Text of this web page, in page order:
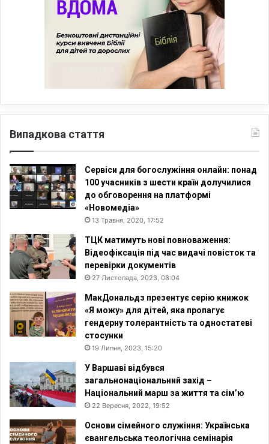
Випадкова стаття
Сервіси для богослужіння онлайн: понад
100 учасників з шести країн долучилися
до обговорення на платформі
«Новомедіа»
13 Травня, 2020, 17:52
ТЦК матимуть нові повноваження:
Відеофіксація під час видачі повісток та
перевірки документів
27 Листопада, 2023, 08:04
МакДональдз презентує серію книжок
«Я можу» для дітей, яка пропагує
гендерну толерантність та одностатеві
стосунки
19 Липня, 2023, 15:20
У Варшаві відбувся
загальнонаціональний захід –
Національний марш за життя та сім’ю
22 Вересня, 2022, 19:52
Основи сімейного служіння: Українська
євангельська теологічна семінарія